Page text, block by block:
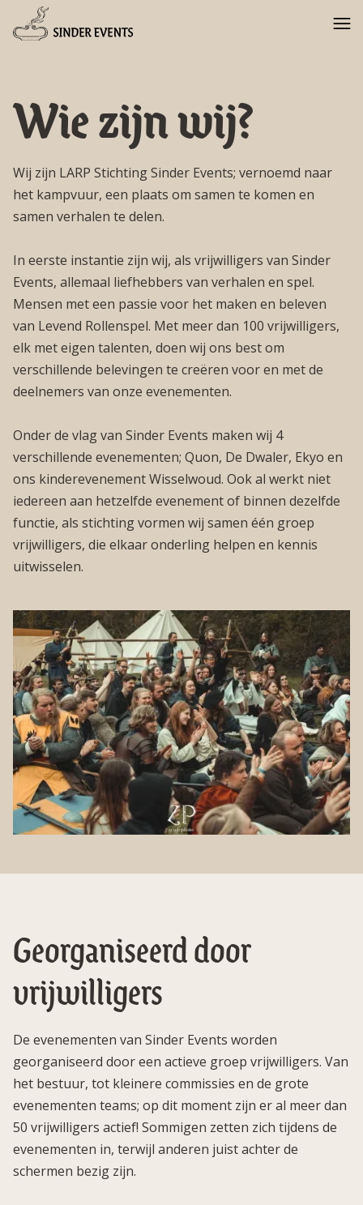
Wie zijn wij?
Wij zijn LARP Stichting Sinder Events; vernoemd naar
het kampvuur, een plaats om samen te komen en
samen verhalen te delen.
In eerste instantie zijn wij, als vrijwilligers van Sinder
Events, allemaal liefhebbers van verhalen en spel.
Mensen met een passie voor het maken en beleven
van Levend Rollenspel. Met meer dan 100 vrijwilligers,
elk met eigen talenten, doen wij ons best om
verschillende belevingen te creëren voor en met de
deelnemers van onze evenementen.
Onder de vlag van Sinder Events maken wij 4
verschillende evenementen; Quon, De Dwaler, Ekyo en
ons kinderevenement Wisselwoud. Ook al werkt niet
iedereen aan hetzelfde evenement of binnen dezelfde
functie, als stichting vormen wij samen één groep
vrijwilligers, die elkaar onderling helpen en kennis
uitwisselen.
Georganiseerd door
vrijwilligers
De evenementen van Sinder Events worden
georganiseerd door een actieve groep vrijwilligers. Van
het bestuur, tot kleinere commissies en de grote
evenementen teams; op dit moment zijn er al meer dan
50 vrijwilligers actief! Sommigen zetten zich tijdens de
evenementen in, terwijl anderen juist achter de
schermen bezig zijn.